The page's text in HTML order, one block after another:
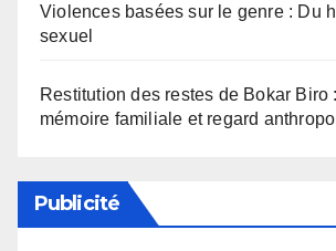
Violences basées sur le genre : Du
sexuel
Restitution des restes de Bokar Biro
mémoire familiale et regard
Publicité